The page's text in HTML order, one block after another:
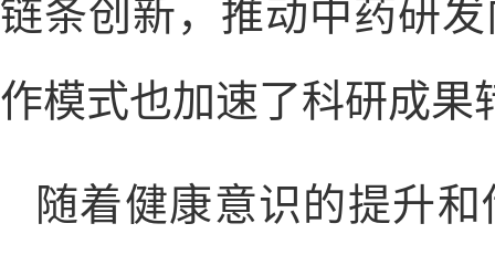
链条创新，推动中药研
作模式也加速了科研成果
随着健康意识的提升